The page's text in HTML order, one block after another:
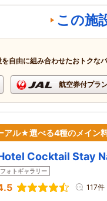
この施
自由に組み合わせたおトクな
航空券付プラ
アル★選べる4種のメイン
Cocktail Stay
フォトギャラリー
117件